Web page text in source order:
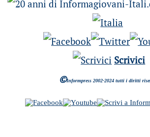
Scrivici
©Informpress 2002-2024 tutti i diritti